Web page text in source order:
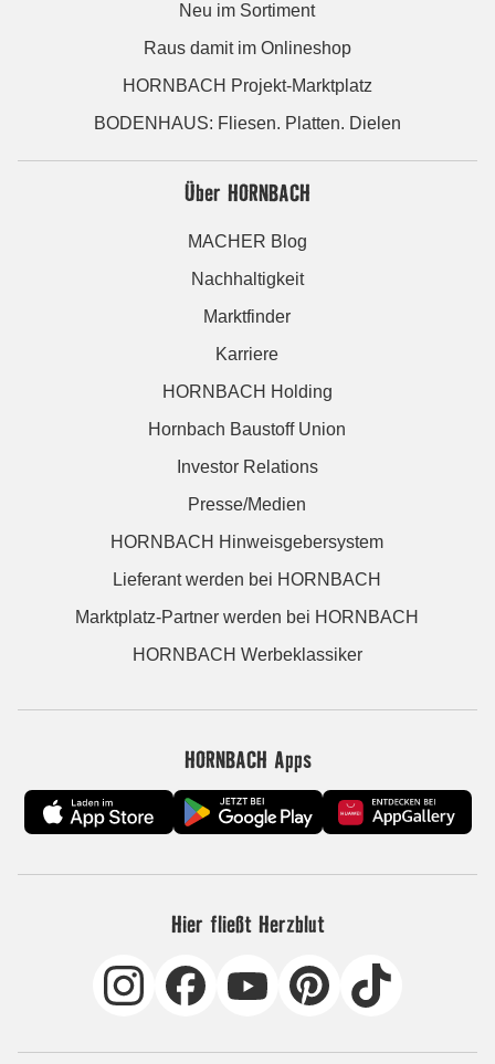
Neu im Sortiment
Raus damit im Onlineshop
HORNBACH Projekt-Marktplatz
BODENHAUS: Fliesen. Platten. Dielen
Über HORNBACH
MACHER Blog
Nachhaltigkeit
Marktfinder
Karriere
HORNBACH Holding
Hornbach Baustoff Union
Investor Relations
Presse/Medien
HORNBACH Hinweisgebersystem
Lieferant werden bei HORNBACH
Marktplatz-Partner werden bei HORNBACH
HORNBACH Werbeklassiker
HORNBACH Apps
Hier fließt Herzblut